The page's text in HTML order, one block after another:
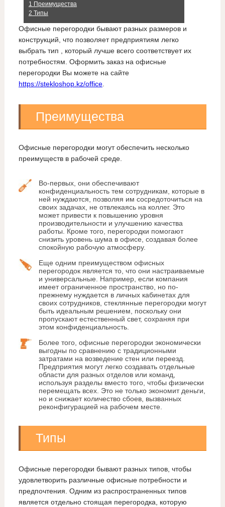
1 Преимущества
2 Типы
Офисные перегородки бывают разных размеров и
конструкций, что позволяет предприятиям легко
выбрать тип , который лучше всего соответствует их
потребностям. Оформить заказ на офисные
перегородки Вы можете на сайте
https://stekloshop.kz/office.
Преимущества
Офисные перегородки могут обеспечить несколько
преимуществ в рабочей среде.
Во-первых, они обеспечивают
конфиденциальность тем сотрудникам, которые в
ней нуждаются, позволяя им сосредоточиться на
своих задачах, не отвлекаясь на коллег. Это
может привести к повышению уровня
производительности и улучшению качества
работы. Кроме того, перегородки помогают
снизить уровень шума в офисе, создавая более
спокойную рабочую атмосферу.
Еще одним преимуществом офисных
перегородок является то, что они настраиваемые
и универсальные. Например, если компания
имеет ограниченное пространство, но по-
прежнему нуждается в личных кабинетах для
своих сотрудников, стеклянные перегородки могут
быть идеальным решением, поскольку они
пропускают естественный свет, сохраняя при
этом конфиденциальность.
Более того, офисные перегородки экономически
выгодны по сравнению с традиционными
затратами на возведение стен или переезд.
Предприятия могут легко создавать отдельные
области для разных отделов или команд,
используя разделы вместо того, чтобы физически
перемещать всех. Это не только экономит деньги,
но и снижает количество сбоев, вызванных
реконфигурацией на рабочем месте.
Типы
Офисные перегородки бывают разных типов, чтобы
удовлетворить различные офисные потребности и
предпочтения. Одним из распространенных типов
является отдельно стоящая перегородка, которую